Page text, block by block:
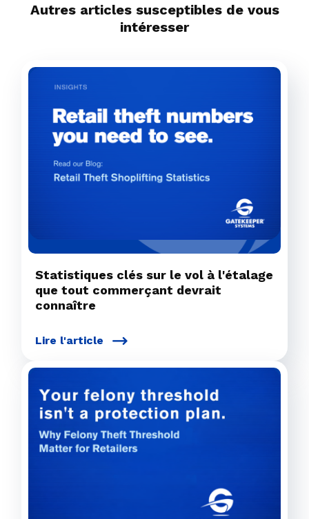
Autres articles susceptibles de vous
intéresser
Statistiques clés sur le vol à l'étalage
que tout commerçant devrait
connaître
Lire l'article